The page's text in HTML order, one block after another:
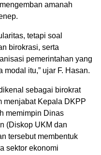
amanah
tetapi soal
birokrasi, serta
pemerintahan yang
itu,” ujar F. Hasan.
sebagai birokrat
menjabat Kepala DKPP
memimpin Dinas
(Diskop UKM dan
tersebut membentuk
sektor ekonomi